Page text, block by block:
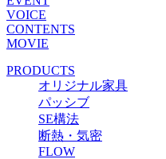
VOICE
CONTENTS
MOVIE
PRODUCTS
オリジナル家具
パッシブ
SE構法
断熱・気密
FLOW